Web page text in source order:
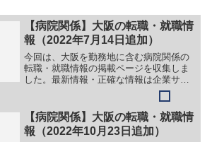
【病院関係】大阪の転職・就職情
報（2022年7月14日追加）
今回は、大阪を勤務地に含む病院関係の
転職・就職情報の掲載ページを収集しま
した。最新情報・正確な情報は企業サイ
トでご確認ください。①【会社名】社会
医療法人 協和会 北大阪病院【職務】
［新卒］＞＞（１）看護師＞＞（２）薬
剤師＞＞（３）理学療法士...
【病院関係】大阪の転職・就職情
報（2022年10月23日追加）